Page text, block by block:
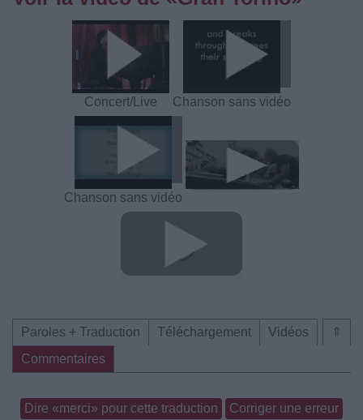
Concert/Live Chanson sans vidéo
Chanson sans vidéo
⇑
Paroles + Traduction Téléchargement
Vidéos
Commentaires
Dire «merci» pour cette traduction Corriger une erreur